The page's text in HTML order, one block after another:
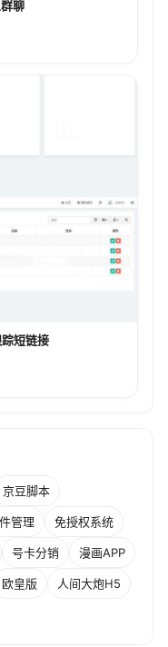
聊
短链接
京豆脚本
管理 免授权系统
号卡分销 漫画APP
欧皇版 人间大炮H5